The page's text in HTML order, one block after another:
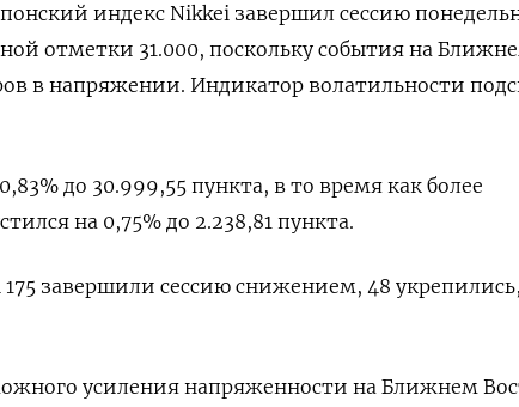
индекс Nikkei завершил сессию
отметки 31.000, поскольку события на
в напряжении. Индикатор волатильности
до 30.999,55 пункта, в то время как более
на 0,75% до 2.238,81 пункта.
завершили сессию снижением, 48
усиления напряженности на Ближнем